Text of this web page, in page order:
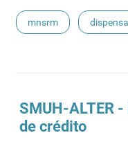
lidocaína prilocaína
mnsrm
SMUH-ALTER
de crédito